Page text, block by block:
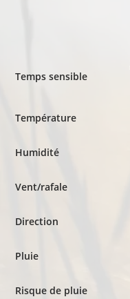
Temps sensible
Température
Humidité
Vent/rafale
Direction
Pluie
Risque de pluie